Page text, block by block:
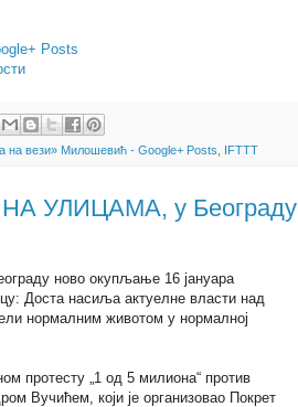
Posts
на вези» Милошевић - Google+ Posts IFTTT
УЛИЦАМА, у Београду
ново окупљање 16 јануара
Доста насиља актуелне власти над
нормалним животом у нормалној
протесту „1 од 5 милиона“ против
Вучићем, који је организовао Покрет